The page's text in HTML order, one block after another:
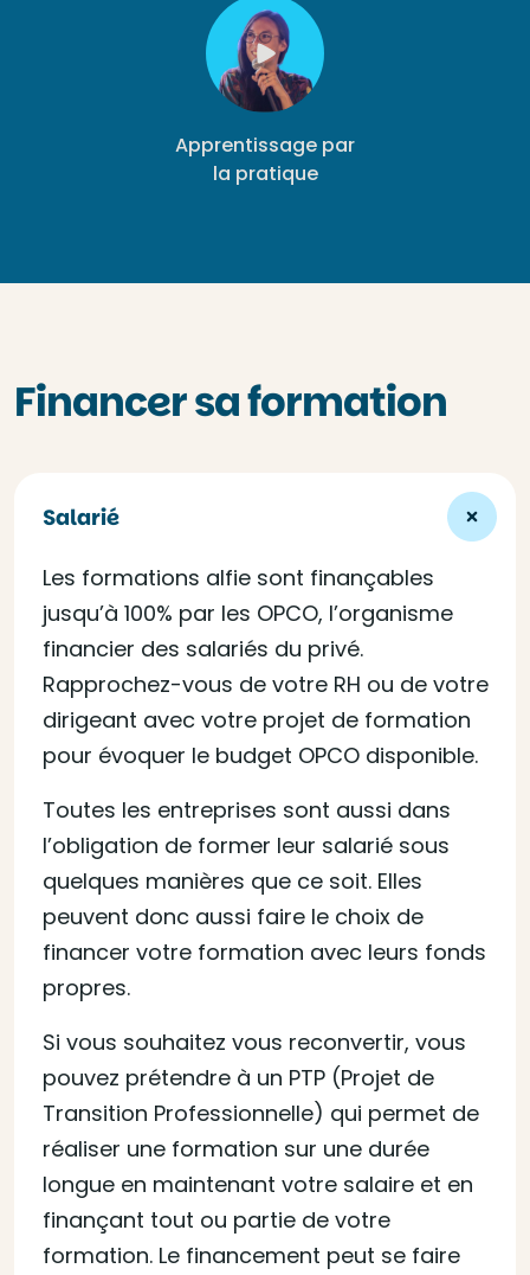
Apprentissage par
la pratique
Financer sa formation
Salarié
Les formations alfie sont finançables
jusqu’à 100% par les OPCO, l’organisme
financier des salariés du privé.
Rapprochez-vous de votre RH ou de votre
dirigeant avec votre projet de formation
pour évoquer le budget OPCO disponible.
Toutes les entreprises sont aussi dans
l’obligation de former leur salarié sous
quelques manières que ce soit. Elles
peuvent donc aussi faire le choix de
financer votre formation avec leurs fonds
propres.
Si vous souhaitez vous reconvertir, vous
pouvez prétendre à un PTP (Projet de
Transition Professionnelle) qui permet de
réaliser une formation sur une durée
longue en maintenant votre salaire et en
finançant tout ou partie de votre
formation. Le financement peut se faire